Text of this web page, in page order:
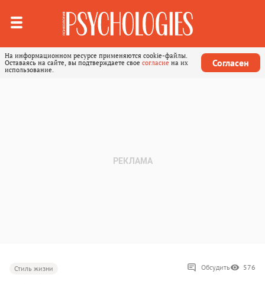
На информационном ресурсе применяются cookie-файлы.
Оставаясь на сайте, вы подтверждаете свое согласие на их
использование.
Согласен
Стиль жизни Обсудить 576